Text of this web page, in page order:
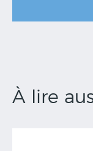
À lire